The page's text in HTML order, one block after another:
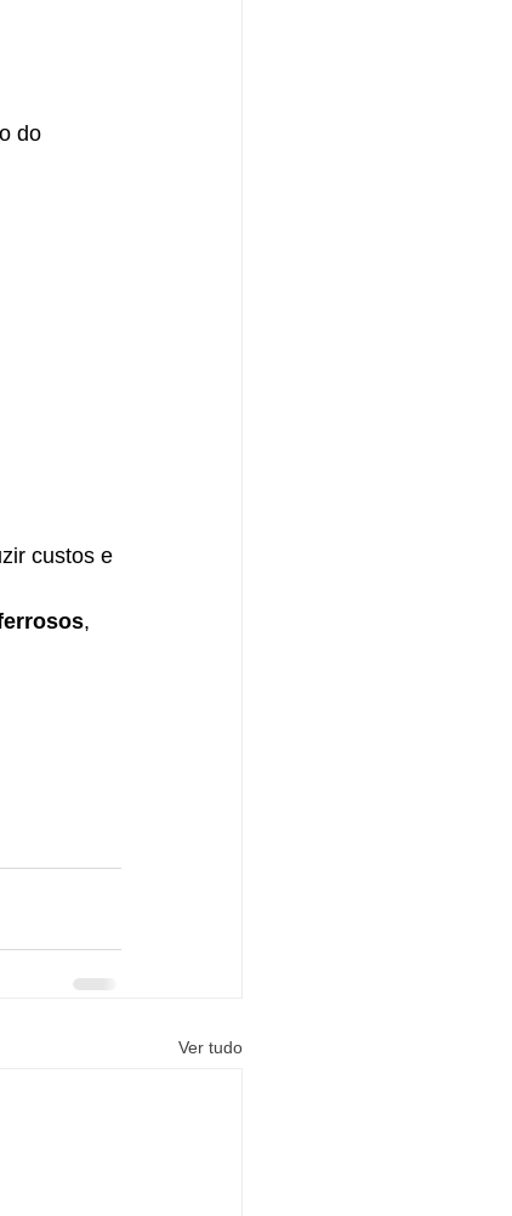
do
custos e
,
Ver tudo